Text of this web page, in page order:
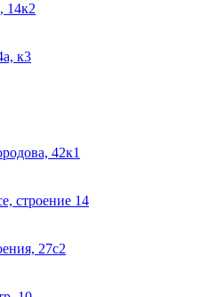
14к2
к3
42к1
строение 14
27с2